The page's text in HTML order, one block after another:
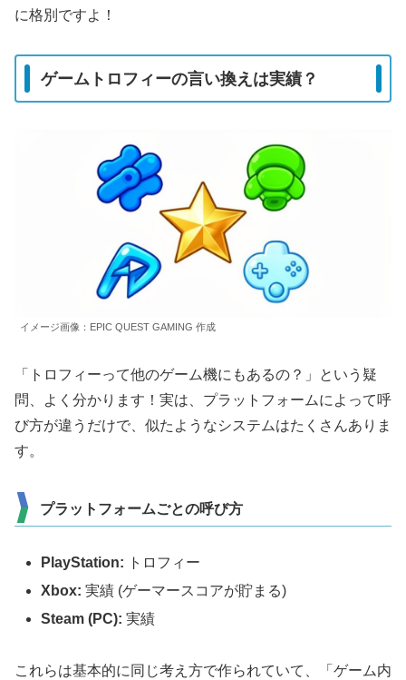
に格別ですよ！
ゲームトロフィーの言い換えは実績？
イメージ画像：EPIC QUEST GAMING 作成
「トロフィーって他のゲーム機にもあるの？」という疑
問、よく分かります！実は、プラットフォームによって呼
び方が違うだけで、似たようなシステムはたくさんありま
す。
プラットフォームごとの呼び方
PlayStation: トロフィー
Xbox: 実績 (ゲーマースコアが貯まる)
Steam (PC): 実績
これらは基本的に同じ考え方で作られていて、「ゲーム内